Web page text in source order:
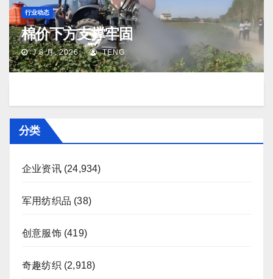
行业动态
棉价下方支撑牢固
J 8 月, 2026 TENG
分类
企业资讯(24,934)
军用纺织品 (38)
创意服饰(419)
奇趣纺织 (2,918)